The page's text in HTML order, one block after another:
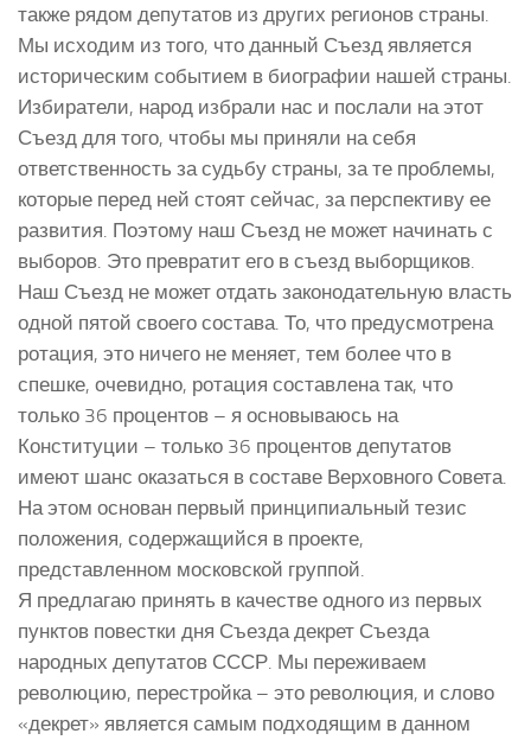
также рядом депутатов из других регионов страны.
Мы исходим из того, что данный Съезд является
историческим событием в биографии нашей страны.
Избиратели, народ избрали нас и послали на этот
Съезд для того, чтобы мы приняли на себя
ответственность за судьбу страны, за те проблемы,
которые перед ней стоят сейчас, за перспективу ее
развития. Поэтому наш Съезд не может начинать с
выборов. Это превратит его в съезд выборщиков.
Наш Съезд не может отдать законодательную власть
одной пятой своего состава. То, что предусмотрена
ротация, это ничего не меняет, тем более что в
спешке, очевидно, ротация составлена так, что
только 36 процентов – я основываюсь на
Конституции – только 36 процентов депутатов
имеют шанс оказаться в составе Верховного Совета.
На этом основан первый принципиальный тезис
положения, содержащийся в проекте,
представленном московской группой.
Я предлагаю принять в качестве одного из первых
пунктов повестки дня Съезда декрет Съезда
народных депутатов СССР. Мы переживаем
революцию, перестройка – это революция, и слово
«декрет» является самым подходящим в данном